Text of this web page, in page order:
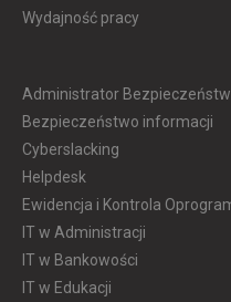
Wydajność pracy
Administrator
Bezpieczeństwo informacji
Cyberslacking
Helpdesk
Ewidencja i Kontrola
IT w Administracji
IT w Bankowości
IT w Edukacji